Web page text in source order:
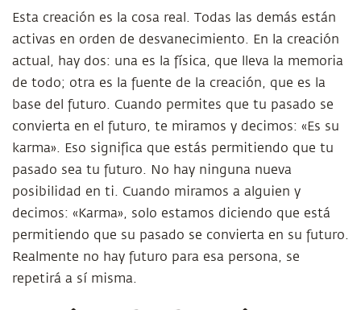
Esta creación es la cosa real. Todas las demás están
activas en orden de desvanecimiento. En la creación
actual, hay dos: una es la física, que lleva la memoria
de todo; otra es la fuente de la creación, que es la
base del futuro. Cuando permites que tu pasado se
convierta en el futuro, te miramos y decimos: «Es su
karma». Eso significa que estás permitiendo que tu
pasado sea tu futuro. No hay ninguna nueva
posibilidad en ti. Cuando miramos a alguien y
decimos: «Karma», solo estamos diciendo que está
permitiendo que su pasado se convierta en su futuro.
Realmente no hay futuro para esa persona, se
repetirá a sí misma.